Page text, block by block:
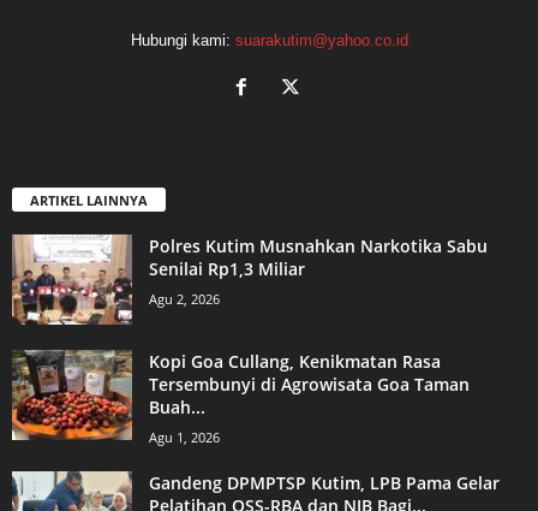
Hubungi kami: suarakutim@yahoo.co.id
ARTIKEL LAINNYA
Polres Kutim Musnahkan Narkotika Sabu
Senilai Rp1,3 Miliar
Agu 2, 2026
Kopi Goa Cullang, Kenikmatan Rasa
Tersembunyi di Agrowisata Goa Taman
Buah...
Agu 1, 2026
Gandeng DPMPTSP Kutim, LPB Pama Gelar
Pelatihan OSS-RBA dan NIB Bagi...